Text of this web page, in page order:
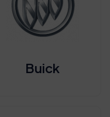
Buick